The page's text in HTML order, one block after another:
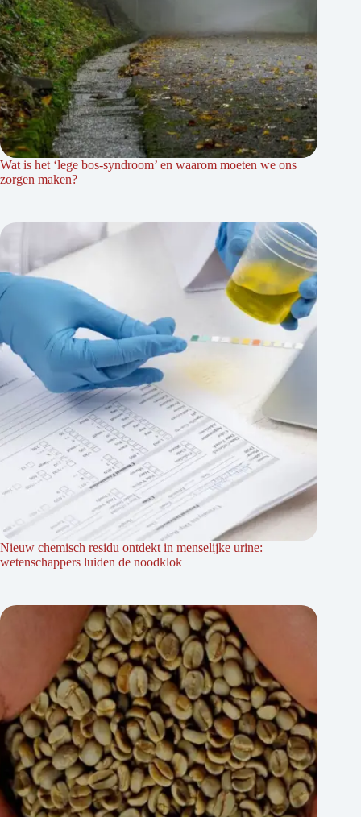
Wat is het ‘lege bos-syndroom’ en waarom moeten we ons
zorgen maken?
Nieuw chemisch residu ontdekt in menselijke urine:
wetenschappers luiden de noodklok